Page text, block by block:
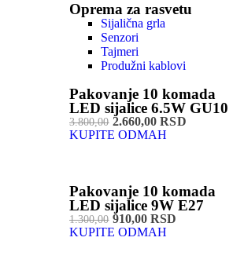
Oprema za rasvetu
Sijalična grla
Senzori
Tajmeri
Produžni kablovi
Pakovanje 10 komada
LED sijalice 6.5W GU10
3.800,002.660,00 RSD
KUPITE ODMAH
Pakovanje 10 komada
LED sijalice 9W E27
1.300,00910,00 RSD
KUPITE ODMAH